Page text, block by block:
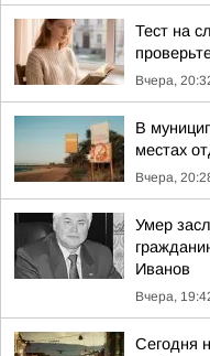
Тест на
Вчера,
В
местах
Вчера,
Умер
Иванов
Вчера,
Сегодня